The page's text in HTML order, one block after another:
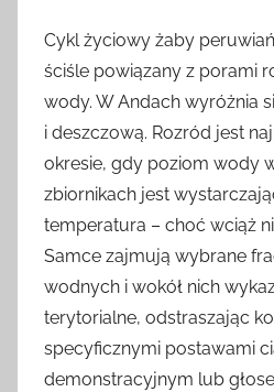
Cykl życiowy żaby
ściśle powiązany z porami
wody. W Andach wyróżnia
i deszczową. Rozród jest
okresie, gdy poziom wody
zbiornikach jest
temperatura – choć wciąż
Samce zajmują wybrane
wodnych i wokół nich
terytorialne, odstraszając
specyficznymi postawami
demonstracyjnym lub